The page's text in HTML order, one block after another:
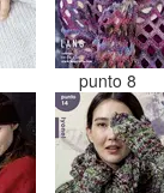
punto 8